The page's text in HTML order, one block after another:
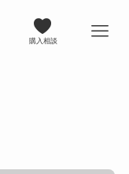
購入相談